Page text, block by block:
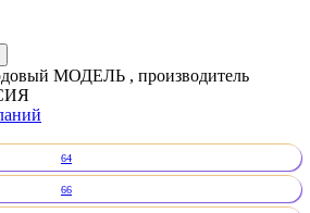
МОДЕЛЬ , производитель
64
66